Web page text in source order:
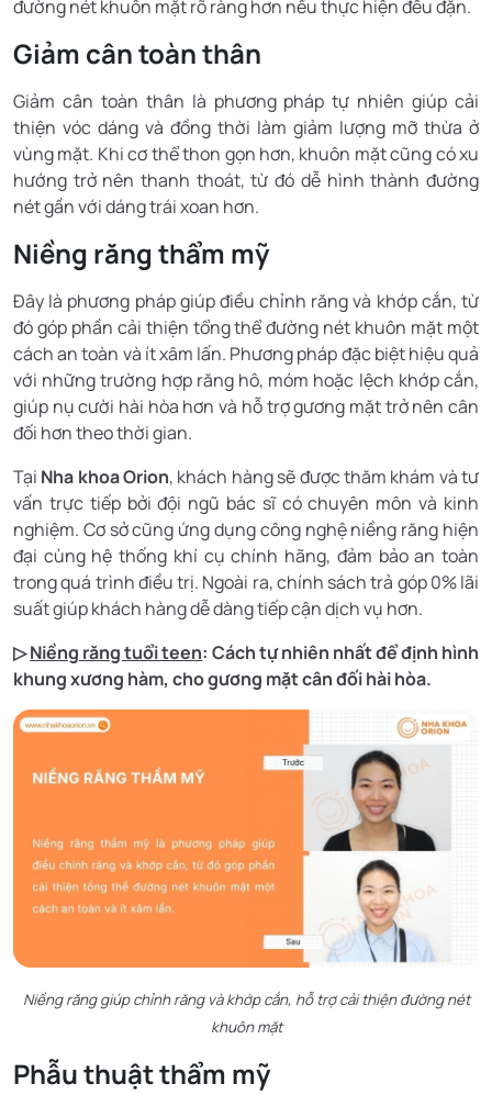
đường nét khuôn mặt rõ ràng hơn nếu thực hiện đều đặn.
Giảm cân toàn thân
Giảm cân toàn thân là phương pháp tự nhiên giúp cải
thiện vóc dáng và đồng thời làm giảm lượng mỡ thừa ở
vùng mặt. Khi cơ thể thon gọn hơn, khuôn mặt cũng có xu
hướng trở nên thanh thoát, từ đó dễ hình thành đường
nét gần với dáng trái xoan hơn.
Niềng răng thẩm mỹ
Đây là phương pháp giúp điều chỉnh răng và khớp cắn, từ
đó góp phần cải thiện tổng thể đường nét khuôn mặt một
cách an toàn và ít xâm lấn. Phương pháp đặc biệt hiệu quả
với những trường hợp răng hô, móm hoặc lệch khớp cắn,
giúp nụ cười hài hòa hơn và hỗ trợ gương mặt trở nên cân
đối hơn theo thời gian.
Tại Nha khoa Orion, khách hàng sẽ được thăm khám và tư
vấn trực tiếp bởi đội ngũ bác sĩ có chuyên môn và kinh
nghiệm. Cơ sở cũng ứng dụng công nghệ niềng răng hiện
đại cùng hệ thống khí cụ chính hãng, đảm bảo an toàn
trong quá trình điều trị. Ngoài ra, chính sách trả góp 0% lãi
suất giúp khách hàng dễ dàng tiếp cận dịch vụ hơn.
▷Niềng răng tuổi teen: Cách tự nhiên nhất để định hình
khung xương hàm, cho gương mặt cân đối hài hòa.
Niềng răng giúp chỉnh răng và khớp cắn, hỗ trợ cải thiện đường nét
khuôn mặt
Phẫu thuật thẩm mỹ